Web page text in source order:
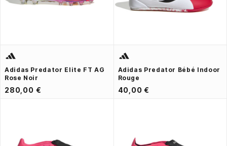
Adidas Predator Elite FT AG
Rose Noir
280,00 €
Adidas Predator Bébé Indoor
Rouge
40,00 €